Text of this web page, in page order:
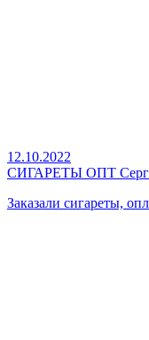
12.10.2022
СИГАРЕТЫ ОПТ
Заказали сигареты,